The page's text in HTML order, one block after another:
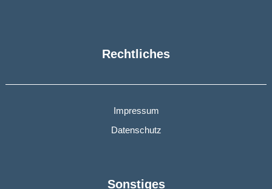
Rechtliches
Impressum
Datenschutz
Sonstiges